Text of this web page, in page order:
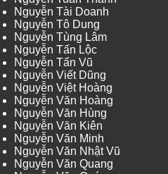
Nguyễn Tài Doanh
Nguyễn Tô Dung
Nguyễn Tùng Lâm
Nguyễn Tấn Lộc
Nguyễn Tấn Vũ
Nguyễn Viết Dũng
Nguyễn Việt Hoàng
Nguyễn Văn Hoàng
Nguyễn Văn Hùng
Nguyễn Văn Kiên
Nguyễn Văn Minh
Nguyễn Văn Nhật Vũ
Nguyễn Văn Quang